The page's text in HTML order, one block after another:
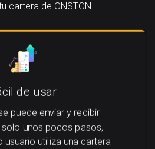
cartera de ONSTON.
de usar
puede enviar y recibir
unos pocos pasos,
usuario utiliza una cartera